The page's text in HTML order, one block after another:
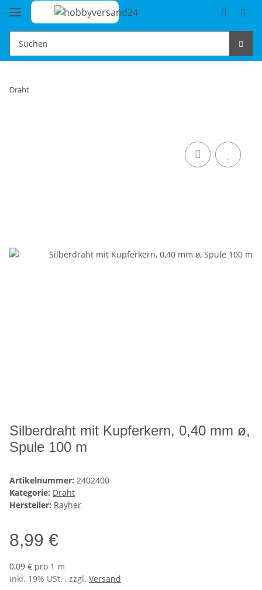
Draht
Silberdraht mit Kupferkern, 0,40 mm ø,
Spule 100 m
Artikelnummer: 2402400
Kategorie: Draht
Hersteller: Rayher
8,99 €
0,09 € pro 1 m
inkl. 19% USt. , zzgl. Versand